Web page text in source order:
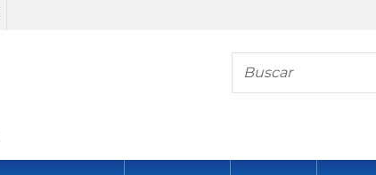
Busca tu neumático